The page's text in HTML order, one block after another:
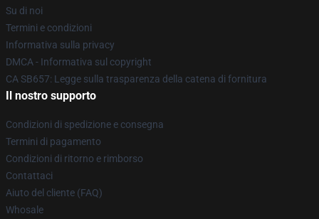
Su di noi
Termini e condizioni
Informativa sulla privacy
DMCA - Informativa sul copyright
CA SB657: Legge sulla trasparenza della catena di fornitura
Il nostro supporto
Condizioni di spedizione e consegna
Termini di pagamento
Condizioni di ritorno e rimborso
Contattaci
Aiuto del cliente (FAQ)
Whosale